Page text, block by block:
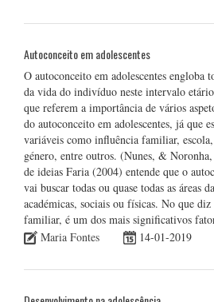
Autoconceito em adolescentes
O autoconceito em adolescentes engloba
da vida do indivíduo neste intervalo
que referem a importância de vários
do autoconceito em adolescentes, já que
variáveis como influência familiar,
género, entre outros. (Nunes, &
de ideias Faria (2004) entende que o
vai buscar todas ou quase todas as áreas
académicas, sociais ou físicas. No que
familiar, é um dos mais significativos
Maria Fontes
14-01-2019